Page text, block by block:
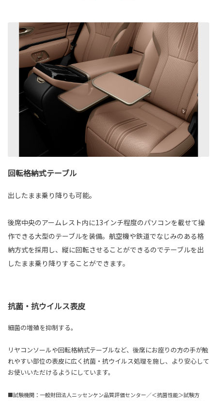
回転格納式テーブル
出したまま乗り降りも可能。
後席中央のアームレスト内に13インチ程度のパソコンを載せて操
作できる大型のテーブルを装備。航空機や鉄道でなじみのある格
納方式を採用し、縦に回転させることができるのでテーブルを出
したまま乗り降りすることができます。
抗菌・抗ウイルス表皮
細菌の増殖を抑制する。
リヤコンソールや回転格納式テーブルなど、後席にお座りの方の手が触
れやすい部位の表皮に広く抗菌・抗ウイルス処理を施し、より安心して
お使いいただけるようにしています。
■試験機関：一般財団法人ニッセンケン品質評価センター／＜抗菌性能＞試験方